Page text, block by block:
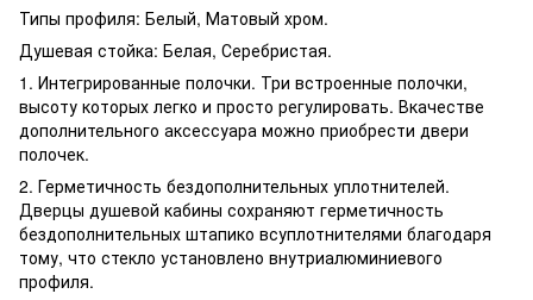
Типы профиля: Белый, Матовый хром.
Душевая стойка: Белая, Серебристая.
1. Интегрированные полочки. Три встроенные полочки,
высоту которых легко и просто регулировать. Вкачестве
дополнительного аксессуара можно приобрести двери
полочек.
2. Герметичность бездополнительных уплотнителей.
Дверцы душевой кабины сохраняют герметичность
бездополнительных штапико всуплотнителями благодаря
тому, что стекло установлено внутриалюминиевого
профиля.